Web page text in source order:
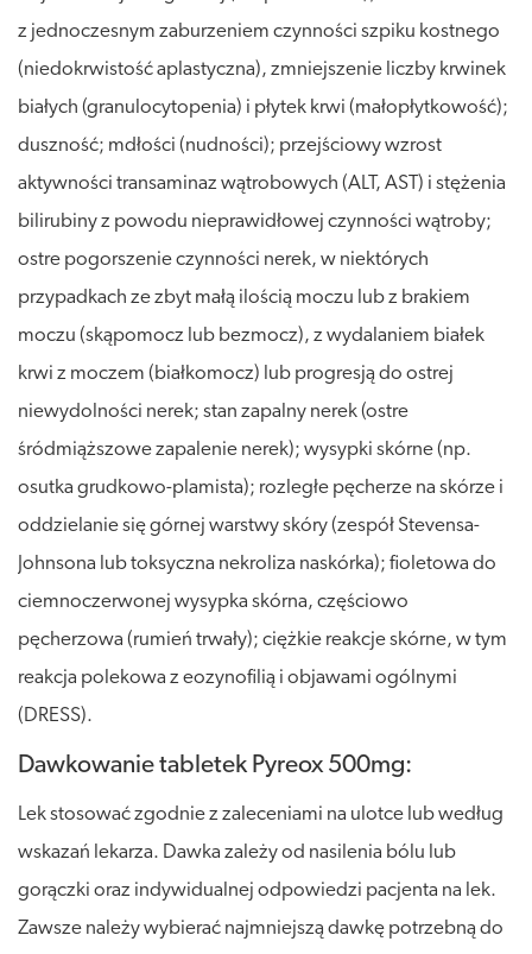
z jednoczesnym zaburzeniem czynności szpiku kostnego
(niedokrwistość aplastyczna), zmniejszenie liczby krwinek
białych (granulocytopenia) i płytek krwi (małopłytkowość);
duszność; mdłości (nudności); przejściowy wzrost
aktywności transaminaz wątrobowych (ALT, AST) i stężenia
bilirubiny z powodu nieprawidłowej czynności wątroby;
ostre pogorszenie czynności nerek, w niektórych
przypadkach ze zbyt małą ilością moczu lub z brakiem
moczu (skąpomocz lub bezmocz), z wydalaniem białek
krwi z moczem (białkomocz) lub progresją do ostrej
niewydolności nerek; stan zapalny nerek (ostre
śródmiąższowe zapalenie nerek); wysypki skórne (np.
osutka grudkowo-plamista); rozległe pęcherze na skórze i
oddzielanie się górnej warstwy skóry (zespół Stevensa-
Johnsona lub toksyczna nekroliza naskórka); fioletowa do
ciemnoczerwonej wysypka skórna, częściowo
pęcherzowa (rumień trwały); ciężkie reakcje skórne, w tym
reakcja polekowa z eozynofilią i objawami ogólnymi
(DRESS).
Dawkowanie tabletek Pyreox 500mg:
Lek stosować zgodnie z zaleceniami na ulotce lub według
wskazań lekarza. Dawka zależy od nasilenia bólu lub
gorączki oraz indywidualnej odpowiedzi pacjenta na lek.
Zawsze należy wybierać najmniejszą dawkę potrzebną do